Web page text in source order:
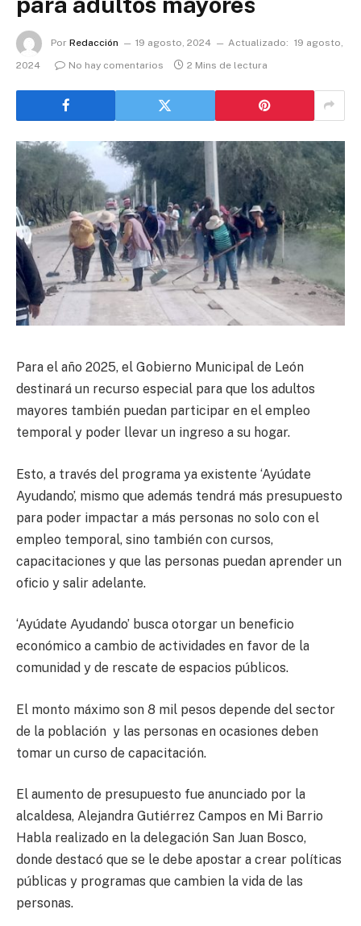
Por Redacción 19 agosto, 2024 Actualizado: 19 agosto,
2024
No hay comentarios 2 Mins de lectura
Para el año 2025, el Gobierno Municipal de León
destinará un recurso especial para que los adultos
mayores también puedan participar en el empleo
temporal y poder llevar un ingreso a su hogar.
Esto, a través del programa ya existente ‘Ayúdate
Ayudando’, mismo que además tendrá más presupuesto
para poder impactar a más personas no solo con el
empleo temporal, sino también con cursos,
capacitaciones y que las personas puedan aprender un
oficio y salir adelante.
‘Ayúdate Ayudando’ busca otorgar un beneficio
económico a cambio de actividades en favor de la
comunidad y de rescate de espacios públicos.
El monto máximo son 8 mil pesos depende del sector
de la población y las personas en ocasiones deben
tomar un curso de capacitación.
El aumento de presupuesto fue anunciado por la
alcaldesa, Alejandra Gutiérrez Campos en Mi Barrio
Habla realizado en la delegación San Juan Bosco,
donde destacó que se le debe apostar a crear políticas
públicas y programas que cambien la vida de las
personas.